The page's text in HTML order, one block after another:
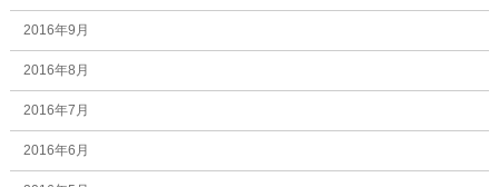
2016年9月
2016年8月
2016年7月
2016年6月